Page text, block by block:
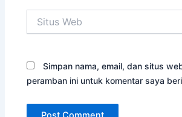
Web
Simpan nama, email, dan situs
peramban ini untuk komentar saya